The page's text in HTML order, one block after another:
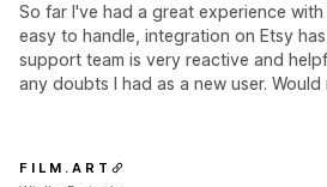
So far I've had a great experience
easy to handle, integration on Etsy
support team is very reactive and
any doubts I had as a new user. Would
F I L M . A R T